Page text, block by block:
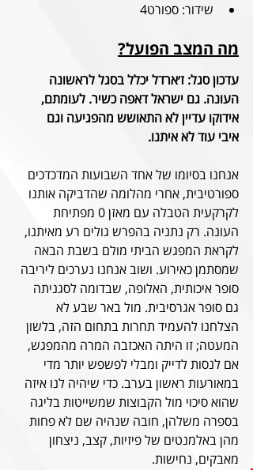
שידור: ספורט4
מה המצב הפועל?
עדכון סגל: ז׳ארדל יכלל בסגל לראשונה
העונה. גם ישראל דאפה כשיר. לעומתם,
אידוקו עדיין לא התאושש מהפגיעה וגם
איבי עוד לא איתנו.
אנחנו בסיומו של אחד השבועות המדכדכים
ספורטיבית, אחרי מהלומה שהדביקה אותנו
לקרקעית הטבלה עם מאזן 0 מפתיחת
העונה. רק נתניה בהפרש גולים רע מאיתנו,
לקראת המפגש הביתי מולם בשבת הבאה
שמסתמן כאירוע. ושוב אנחנו נערכים ליריבה
סופר איכותית, האלופה, שבדומה לסגניתה
גם סופר אגרסיבית. מול באר שבע לא
הצלחנו להעמיד תחרות בתחום הזה, בלשון
המעטה; זו היתה האכזבה המרה מהמפגש,
אם לנסות לדייק ומבלי לפשפש יותר מדי
במאורעות ראשון בערב. כדי שיהיה לנו איזה
שהוא סיכוי מול הקבוצות שמשייטות בליגה
בספרה משלהן, חובה שנהיה שם לא פחות
מהן באלמנטים של פיזיות, קצב, ניצחון
מאבקים, נחישות.